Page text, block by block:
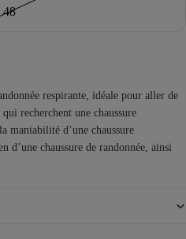
48
respirante, idéale pour aller de
recherchent une chaussure
maniabilité d’une chaussure
d’une chaussure de randonnée, ainsi